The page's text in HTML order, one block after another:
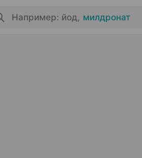
Например: йод, милдронат